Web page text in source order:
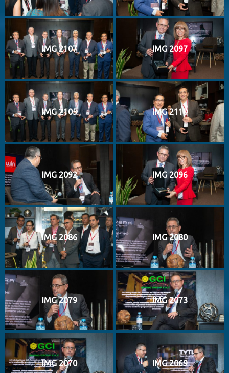
IMG 2107 IMG 2097
IMG 2105 IMG 2110
IMG 2092 IMG 2096
IMG 2086 IMG 2080
IMG 2079 IMG 2073
IMG 2070 IMG 2069